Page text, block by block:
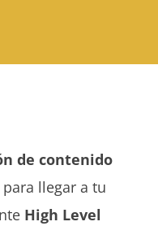
de contenido
para llegar a tu
High Level